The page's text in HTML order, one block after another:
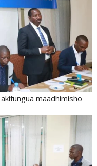
maadhimisho